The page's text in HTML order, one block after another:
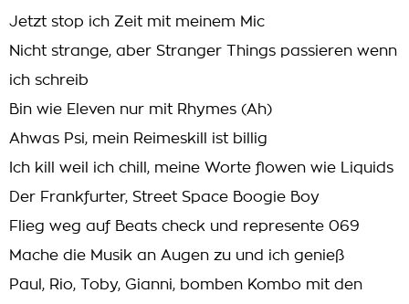
Jetzt stop ich Zeit mit meinem Mic
Nicht strange, aber Stranger Things passieren wenn
ich schreib
Bin wie Eleven nur mit Rhymes (Ah)
Ahwas Psi, mein Reimeskill ist billig
Ich kill weil ich chill, meine Worte flowen wie Liquids
Der Frankfurter, Street Space Boogie Boy
Flieg weg auf Beats check und represente 069
Mache die Musik an Augen zu und ich genieß
Paul, Rio, Toby, Gianni, bomben Kombo mit den